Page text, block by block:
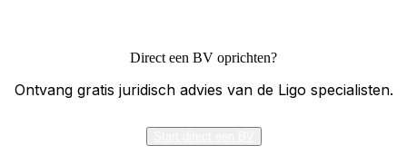
Direct een BV oprichten?
Ontvang gratis juridisch advies van de Ligo specialisten.